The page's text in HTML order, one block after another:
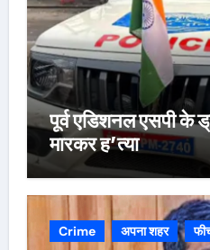
पूर्व एडिशनल एसपी के
मारकर ह’त्या
Crime अपना शहर